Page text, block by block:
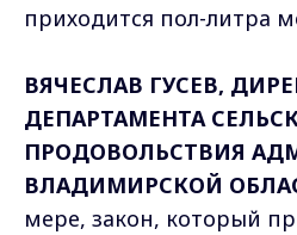
приходится пол-литра
ВЯЧЕСЛАВ ГУСЕВ,
ДЕПАРТАМЕНТА
ПРОДОВОЛЬСТВИЯ
ВЛАДИМИРСКОЙ
мере, закон, который